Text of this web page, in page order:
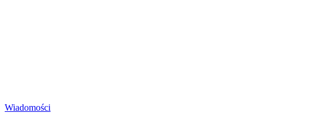
Wiadomości